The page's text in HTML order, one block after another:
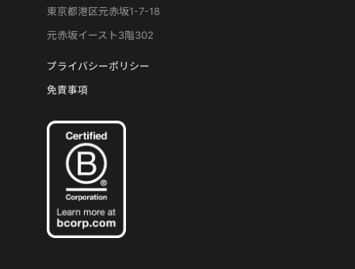
東京都港区元赤坂1-7-18
元赤坂イースト3階302
プライバシーポリシー
免責事項